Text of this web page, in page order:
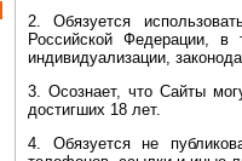
2. Обязуется
Российской Федерации, в
индивидуализации,
3. Осознает, что Сайты
достигших 18 лет.
4. Обязуется не